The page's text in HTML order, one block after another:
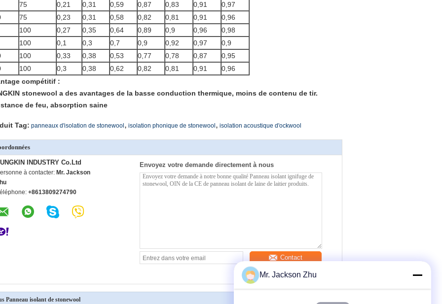
75
0,21 0,31 0,59 0,87 0,83 0,91
0,97
75 0,23 0,31 0,58 0,82 0,81 0,91
0,96
100
0,27 0,35 0,64 0,89 0,9 0,96
0,98
100
0,1 0,3 0,7 0,9 0,92 0,97
0,9
100 0,33 0,38 0,53 0,77 0,78 0,87
0,95
100 0,3 0,38 0,62 0,82 0,81 0,91
0,96
compétitif :
stonewool a des avantages de la basse conduction thermique, moins de contenu de tir.
de feu, absorption saine
Tag: panneaux d'isolation de stonewool , isolation phonique de stonewool , isolation acoustique d'ockwool
INDUSTRY Co.Ltd
à contacter: Mr. Jackson
+8613809274790
Envoyez votre demande directement à nous
Contact
Panneau isolant de stonewool
Mr. Jackson Zhu